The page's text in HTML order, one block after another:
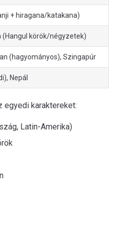
+ hiragana/katakana)
(Hangul körök/négyzetek)
(hagyományos), Szingapúr
Nepál
egyedi karaktereket:
Latin-Amerika)